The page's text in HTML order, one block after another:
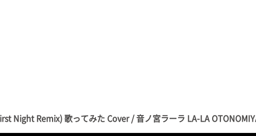
Night Remix) 歌ってみた Cover / 音ノ宮ラーラ LA-LA